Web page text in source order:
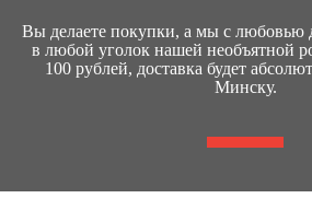
Вы делаете покупки, а мы с любовью
в любой уголок нашей необъятной
100 рублей, доставка будет
Минску.